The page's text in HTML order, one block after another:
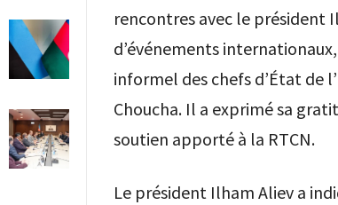
rencontres avec le président
d’événements
informel des chefs d’État de
Choucha. Il a exprimé sa
soutien apporté à la RTCN.
Le président Ilham Aliev a